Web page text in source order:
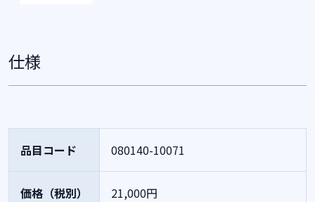
仕様
品目コード 080140-10071
価格（税別） 21,000円